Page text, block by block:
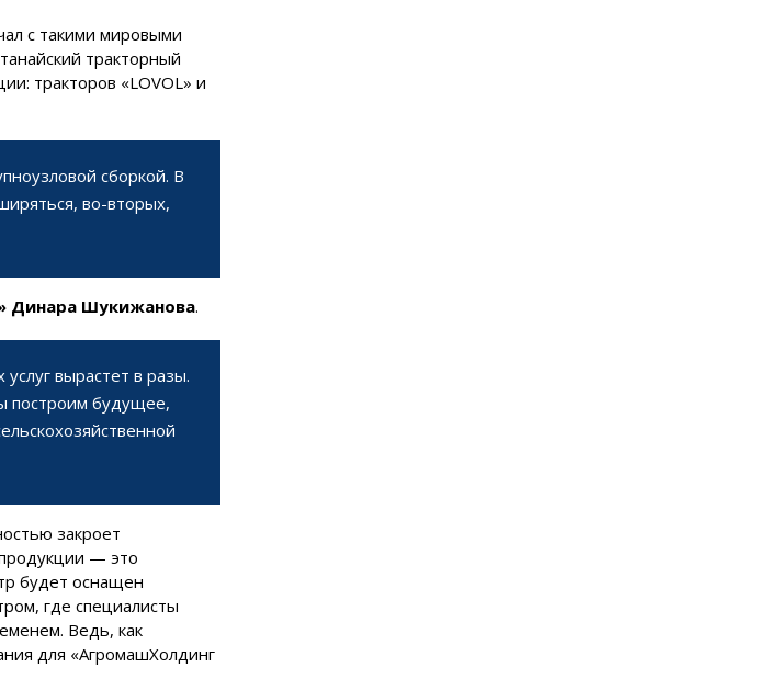
с такими мировыми
тракторный
тракторов «LOVOL» и
сборкой. В
во-вторых,
Динара Шукижанова.
вырастет в разы.
построим будущее,
закроет
— это
будет оснащен
где специалисты
Ведь, как
для «АгромашХолдинг